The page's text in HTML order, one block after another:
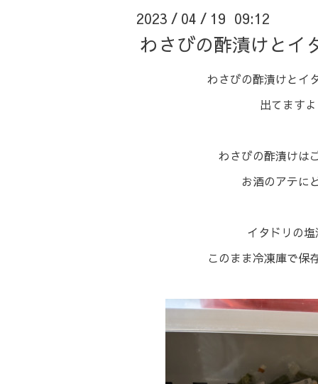
2023 / 04 / 19 09:12
わさびの酢漬けとイ
わさびの酢漬けとイ
出てます
わさびの酢漬けは
お酒のアテに
イタドリの
このまま冷凍庫で保